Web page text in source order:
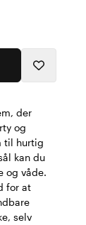
der
og
til hurtig
kan du
og våde.
for at
selv